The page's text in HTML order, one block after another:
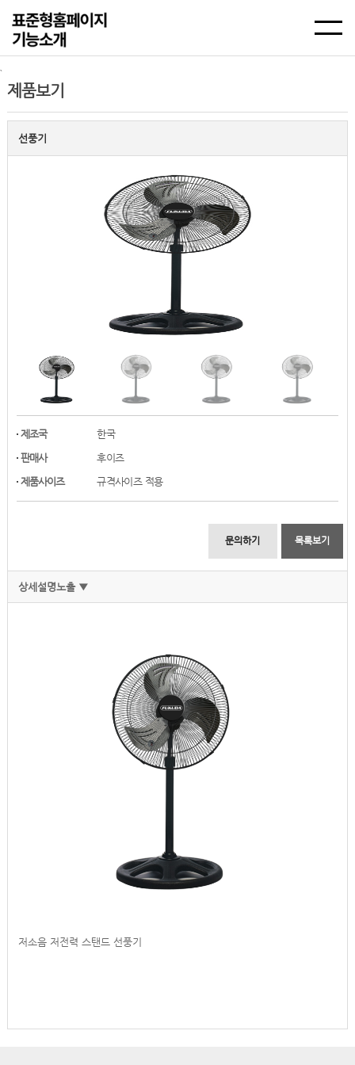
`
제품보기
선풍기
제조국
한국
판매사
후이즈
제품사이즈
규격사이즈 적용
목록보기
문의하기
상세설명노출 ▼
저소음 저전력 스탠드 선풍기